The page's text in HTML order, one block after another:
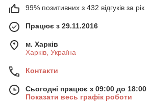
99% позитивних з 432 відгуків за рік
Працює з 29.11.2016
м. Харків
Харків, Україна
Контакти
Сьогодні працює з 09:00 до 18:00
Показати весь графік роботи